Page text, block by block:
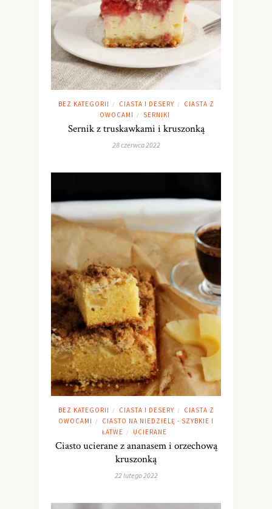
BEZ KATEGORII / CIASTA I DESERY /
CIASTA Z
OWOCAMI
/ SERNIKI
Sernik z truskawkami i kruszonką
28 czerwca 2022
BEZ KATEGORII / CIASTA I DESERY /
CIASTA Z
OWOCAMI
/
CIASTO NA NIEDZIELĘ - SZYBKIE I
ŁATWE / UCIERANE
Ciasto ucierane z ananasem i orzechową
kruszonką
22 lutego 2022